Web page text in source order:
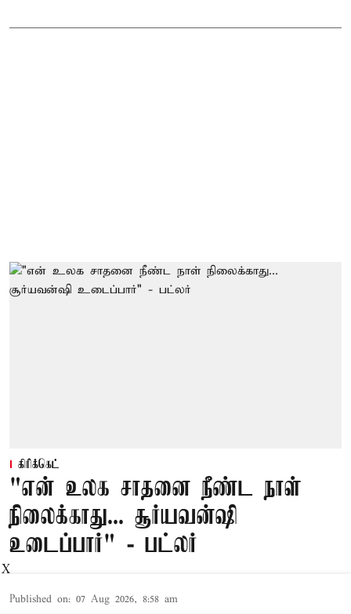
கிரிக்கெட்
"என் உலக சாதனை நீண்ட நாள்
நிலைக்காது... சூர்யவன்ஷி
உடைப்பார்" - பட்லர்
Published on: 07 Aug 2026, 8:58 am
X